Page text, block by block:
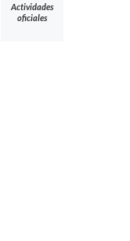
Actividades
oficiales